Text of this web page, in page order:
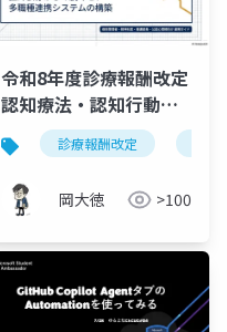
令和8年度診療報酬改定
認知療法・認知行動療
法の見直し｜医師依存
からの脱却と多職種連
携システムの構築
診療報酬改定
岡大徳 >100